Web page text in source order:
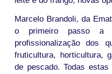
Marcelo Brandoli, da
o primeiro passo a
profissionalização dos
fruticultura, horticultura,
de pescado. Todas